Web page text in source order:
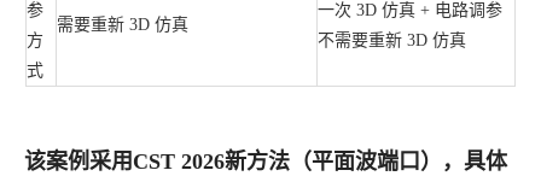
参
方
式
需要重新 3D 仿真
一次 3D 仿真 + 电路调参
不需要重新 3D 仿真
该案例采用CST 2026新方法（平面波端口），具体